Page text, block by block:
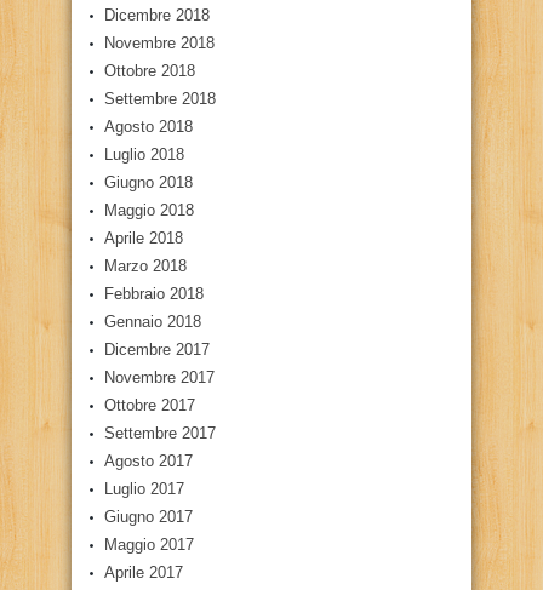
Dicembre 2018
Novembre 2018
Ottobre 2018
Settembre 2018
Agosto 2018
Luglio 2018
Giugno 2018
Maggio 2018
Aprile 2018
Marzo 2018
Febbraio 2018
Gennaio 2018
Dicembre 2017
Novembre 2017
Ottobre 2017
Settembre 2017
Agosto 2017
Luglio 2017
Giugno 2017
Maggio 2017
Aprile 2017